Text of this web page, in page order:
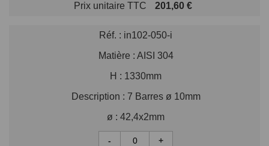
Prix unitaire TTC 201,60 €
Réf. : in102-050-i
Matière : AISI 304
H : 1330mm
Description : 7 Barres ø 10mm
ø : 42,4x2mm
- +